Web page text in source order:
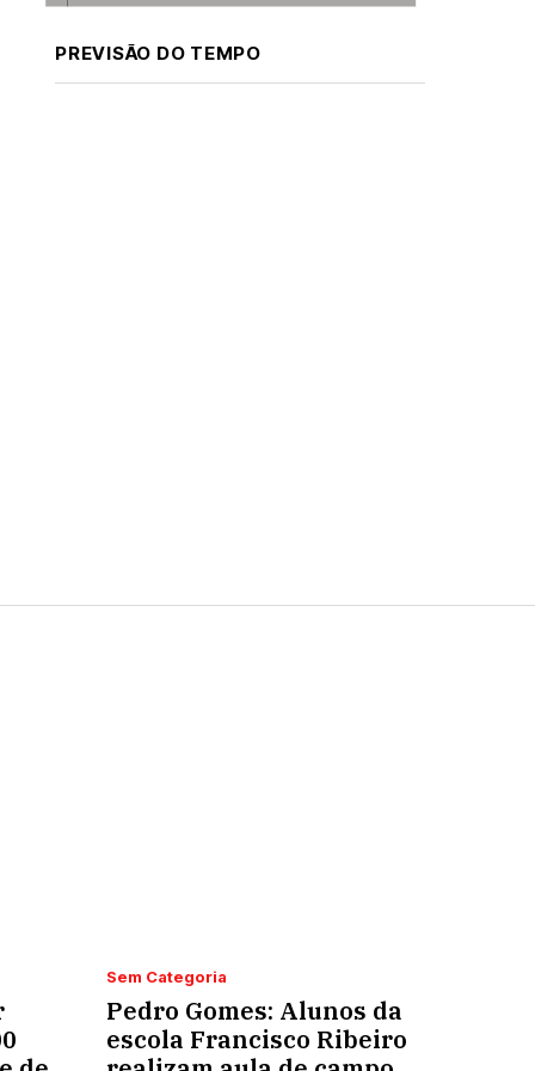
PREVISÃO DO TEMPO
Sem Categoria
Pedro Gomes: Alunos da
escola Francisco Ribeiro